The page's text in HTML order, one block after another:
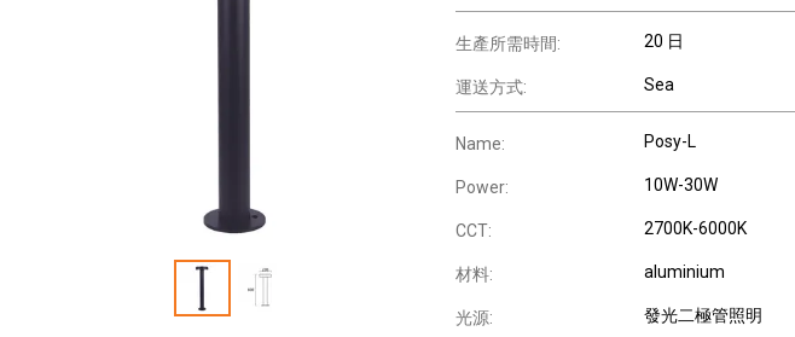
生產所需時間: 20 日
運送方式: Sea
Name: Posy-L
Power: 10W-30W
CCT: 2700K-6000K
材料: aluminium
光源: 發光二極管照明